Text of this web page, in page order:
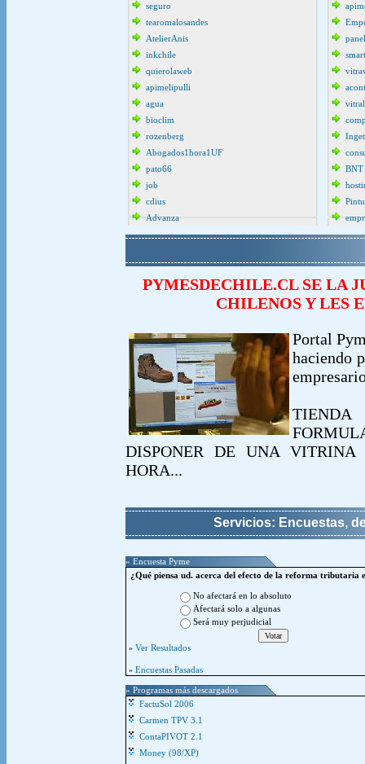
seguro
tearomalosandes
AtelierAnis
inkchile
quierolaweb
apimelipulli
agua
bioclim
rozenberg
Abogados1hora1UF
pato66
job
cdius
Advanza
BNT
PYMESDECHILE.CL SE LA
CHILENOS Y LES
Portal
haciendo
DISPONER DE UNA
HORA...
Servicios: Encuestas,
» Encuesta Pyme
¿Qué piensa ud. acerca del efecto de la reforma tributaria
No afectará en lo absoluto
Afectará solo a algunas
Será muy perjudicial
» Ver Resultados
» Encuestas Pasadas
» Programas más descargados
FactuSol 2006
Carmen TPV 3.1
ContaPIVOT 2.1
Money (98/XP)